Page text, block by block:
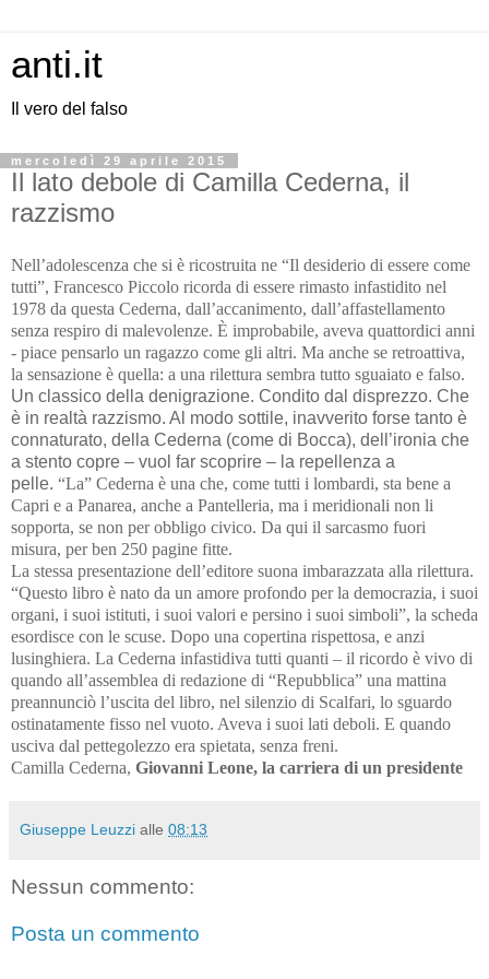
anti.it
Il vero del falso
mercoledì 29 aprile 2015
Il lato debole di Camilla Cederna, il
razzismo
Nell’adolescenza che si è ricostruita ne “Il desiderio di essere come
tutti”, Francesco Piccolo ricorda di essere rimasto infastidito nel
1978 da questa Cederna, dall’accanimento, dall’affastellamento
senza respiro di malevolenze. È improbabile, aveva quattordici anni
- piace pensarlo un ragazzo come gli altri. Ma anche se retroattiva,
la sensazione è quella: a una rilettura sembra tutto sguaiato e falso.
Un classico della denigrazione. Condito dal disprezzo. Che
è in realtà razzismo. Al modo sottile, inavverito forse tanto è
connaturato, della Cederna (come di Bocca), dell’ironia che
a stento copre – vuol far scoprire – la repellenza a
pelle. “La” Cederna è una che, come tutti i lombardi, sta bene a
Capri e a Panarea, anche a Pantelleria, ma i meridionali non li
sopporta, se non per obbligo civico. Da qui il sarcasmo fuori
misura, per ben 250 pagine fitte.
La stessa presentazione dell’editore suona imbarazzata alla rilettura.
“Questo libro è nato da un amore profondo per la democrazia, i suoi
organi, i suoi istituti, i suoi valori e persino i suoi simboli”, la scheda
esordisce con le scuse. Dopo una copertina rispettosa, e anzi
lusinghiera. La Cederna infastidiva tutti quanti – il ricordo è vivo di
quando all’assemblea di redazione di “Repubblica” una mattina
preannunciò l’uscita del libro, nel silenzio di Scalfari, lo sguardo
ostinatamente fisso nel vuoto. Aveva i suoi lati deboli. E quando
usciva dal pettegolezzo era spietata, senza freni.
Camilla Cederna, Giovanni Leone, la carriera di un presidente
Giuseppe Leuzzi alle 08:13
Nessun commento:
Posta un commento